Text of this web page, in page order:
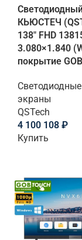
КЬЮСТЕЧ
138" FHD
3.080×1.840
покрытие
Светодиодные
экраны
QSTech
4 100 108 ₽
Купить